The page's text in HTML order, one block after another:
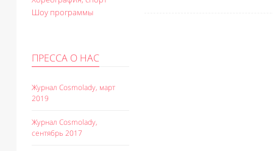
Шоу программы
ПРЕССА О НАС
Журнал Cosmolady, март
2019
Журнал Cosmolady,
сентябрь 2017